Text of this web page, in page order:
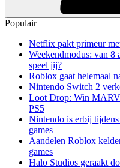
Populair
Netflix pakt primeur
Weekendmodus: van
speel jij?
Roblox gaat helemaal
Nintendo Switch 2
Loot Drop: Win
PS5
Nintendo is erbij
games
Aandelen Roblox
games
Halo Studios geraakt